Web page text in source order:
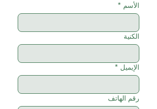
الأسم *
الكنية
الإيميل *
رقم الهاتف